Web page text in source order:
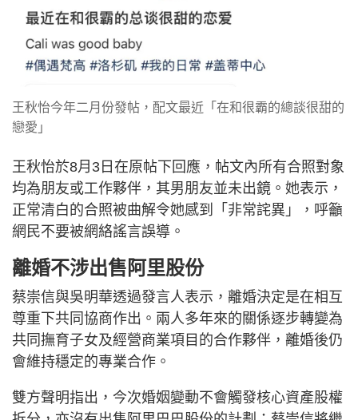
王秋怡今年二月份發帖，配文最近「在和很霸的總談很甜的
戀愛」
王秋怡於8月3日在原帖下回應，帖文內所有合照對象
均為朋友或工作夥伴，其男朋友並未出鏡。她表示，
正常清白的合照被曲解令她感到「非常詫異」，呼籲
網民不要被網絡謠言誤導。
離婚不涉出售阿里股份
蔡崇信與吳明華透過發言人表示，離婚決定是在相互
尊重下共同協商作出。兩人多年來的關係逐步轉變為
共同撫育子女及經營商業項目的合作夥伴，離婚後仍
會維持穩定的專業合作。
雙方聲明指出，今次婚姻變動不會觸發核心資產股權